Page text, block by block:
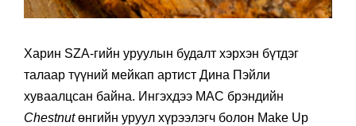
Харин SZA-гийн уруулын будалт хэрхэн бүтдэг
талаар түүний мейкап артист Дина Пэйли
хуваалцсан байна. Ингэхдээ MAC брэндийн
Chestnutөнгийн уруул хүрээлэгч болон Make Up